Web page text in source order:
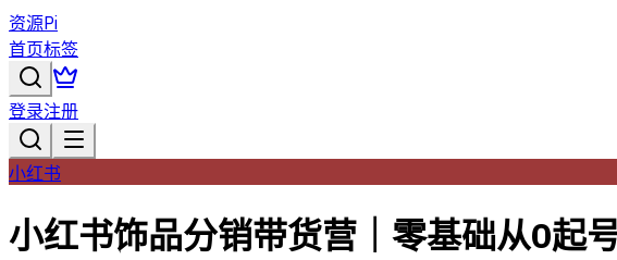
资源Pi
首页标签
登录注册
小红书
小红书饰品分销带货营｜零基础从0起